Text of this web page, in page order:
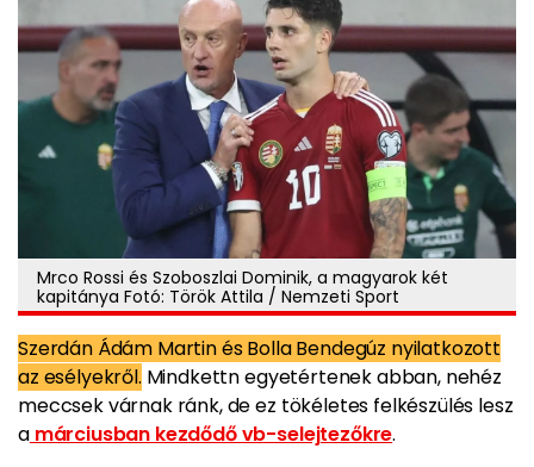
Mrco Rossi és Szoboszlai Dominik, a magyarok két
kapitánya Fotó: Török Attila / Nemzeti Sport
Szerdán Ádám Martin és Bolla Bendegúz nyilatkozott
az esélyekről. Mindkettn egyetértenek abban, nehéz
meccsek várnak ránk, de ez tökéletes felkészülés lesz
amárciusban kezdődő vb-selejtezőkre.